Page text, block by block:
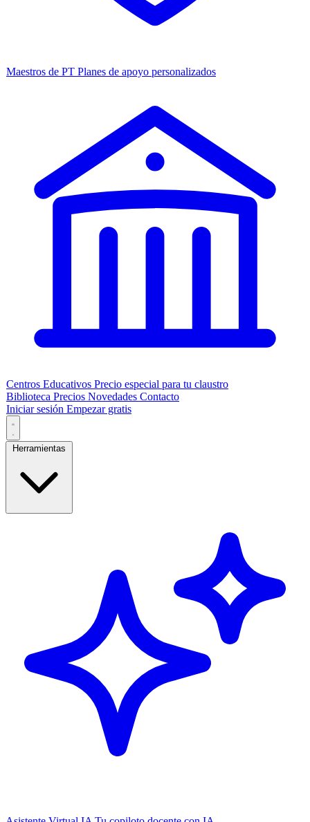
Maestros de PT Planes de apoyo personalizados
Centros Educativos Precio especial para tu claustro
Biblioteca Precios Novedades Contacto
Iniciar sesión Empezar gratis